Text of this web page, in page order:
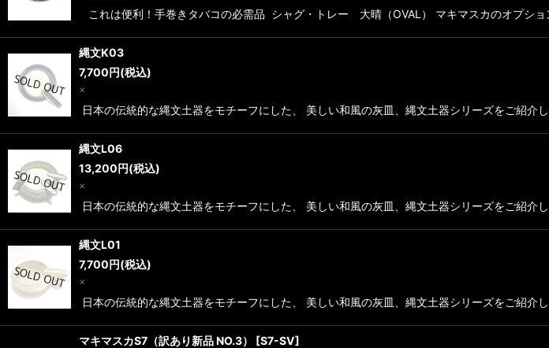
これは便利！手巻きタバコの必需品 シャグ・トレー 大晴（OVAL） マキマスカのオプシ
縄文K03
7,700円(税込)
×
日本の伝統的な縄文土器をモチーフにした、 美しい和風の灰皿、縄文土器シリーズをご紹
縄文L06
13,200円(税込)
×
日本の伝統的な縄文土器をモチーフにした、 美しい和風の灰皿、縄文土器シリーズをご紹
縄文L01
7,700円(税込)
×
日本の伝統的な縄文土器をモチーフにした、 美しい和風の灰皿、縄文土器シリーズをご紹
マキマスカS7（訳あり新品 NO.3） [S7-SV]